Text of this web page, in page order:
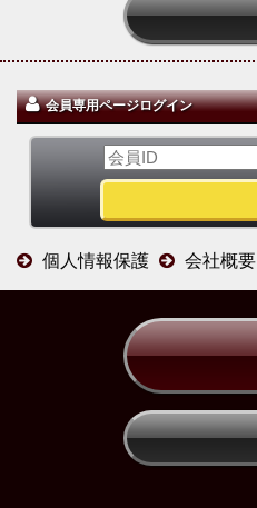
会員専用ページログイン
個人情報保護 会社概要